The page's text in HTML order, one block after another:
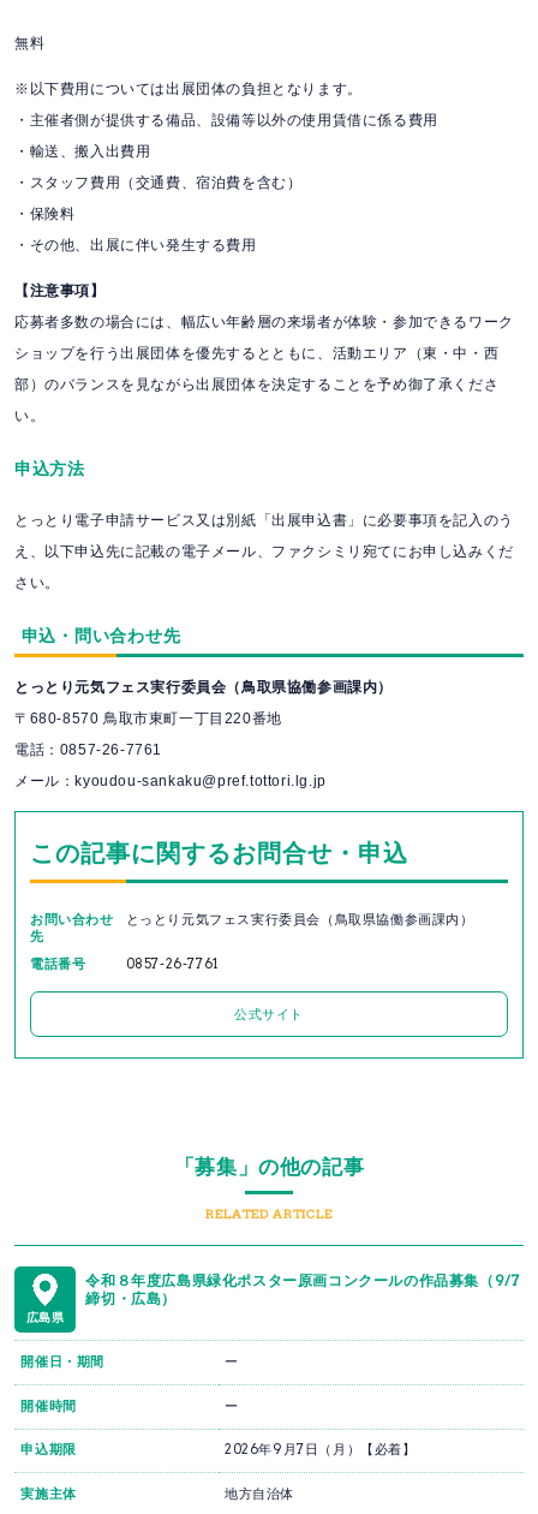
無料
※以下費用については出展団体の負担となります。
・主催者側が提供する備品、設備等以外の使用賃借に係る費用
・輸送、搬入出費用
・スタッフ費用（交通費、宿泊費を含む）
・保険料
・その他、出展に伴い発生する費用
【注意事項】
応募者多数の場合には、幅広い年齢層の来場者が体験・参加できるワーク
ショップを行う出展団体を優先するとともに、活動エリア（東・中・西
部）のバランスを見ながら出展団体を決定することを予め御了承くださ
い。
申込方法
とっとり電子申請サービス又は別紙「出展申込書」に必要事項を記入のう
え、以下申込先に記載の電子メール、ファクシミリ宛てにお申し込みくだ
さい。
申込・問い合わせ先
とっとり元気フェス実行委員会（鳥取県協働参画課内）
〒680-8570 鳥取市東町一丁目220番地
電話：0857-26-7761
メール：kyoudou-sankaku@pref.tottori.lg.jp
この記事に関するお問合せ・申込
お問い合わせ
先
とっとり元気フェス実行委員会（鳥取県協働参画課内）
電話番号 0857-26-7761
公式サイト
「募集」の他の記事
RELATED ARTICLE
広島県
令和８年度広島県緑化ポスター原画コンクールの作品募集（9/7
締切・広島）
開催日・期間 ー
開催時間 ー
申込期限 2026年9月7日（月）【必着】
実施主体 地方自治体